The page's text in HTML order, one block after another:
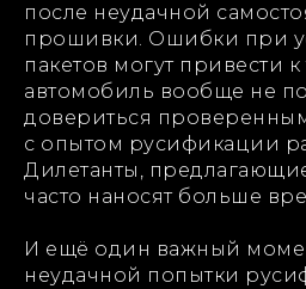
после неудачной
прошивки. Ошибки при
пакетов могут привести к
автомобиль вообще не
довериться
с опытом русификации
Дилетанты,
часто наносят больше
И ещё один важный
неудачной попытки